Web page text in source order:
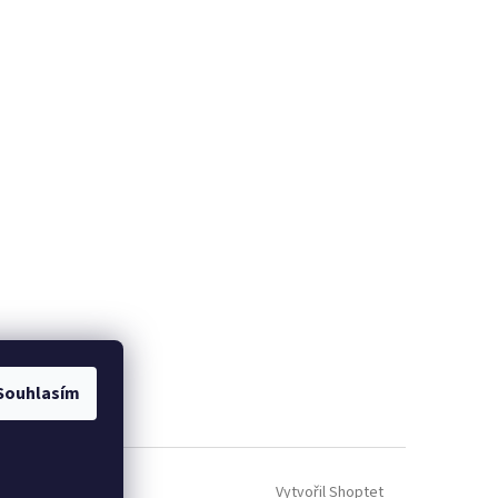
Vytvořil Shoptet